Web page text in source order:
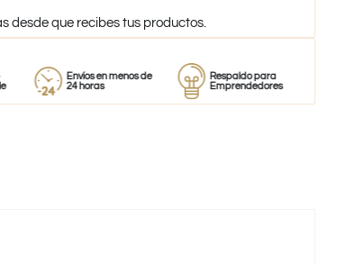
desde que recibes tus productos.
Envíos en menos de
24 horas
Respaldo para
Emprendedores